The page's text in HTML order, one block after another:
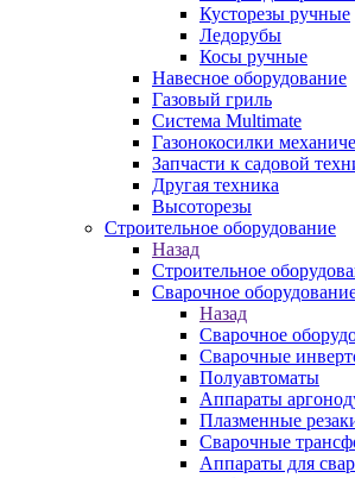
Кусторезы ручные
Ледорубы
Косы ручные
Навесное оборудование
Газовый гриль
Система Multimate
Газонокосилки
Запчасти к садовой
Другая техника
Высоторезы
Строительное оборудование
Назад
Строительное
Сварочное
Назад
Сварочное
Сварочные
Полуавтоматы
Аппараты
Плазменные
Сварочные
Аппараты для